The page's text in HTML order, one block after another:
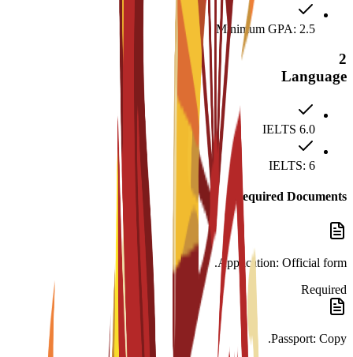
Minimum GPA: 2.5
2
Language
IELTS 6.0
IELTS: 6
Required Documents
Application: Official form.
Required
Passport: Copy.